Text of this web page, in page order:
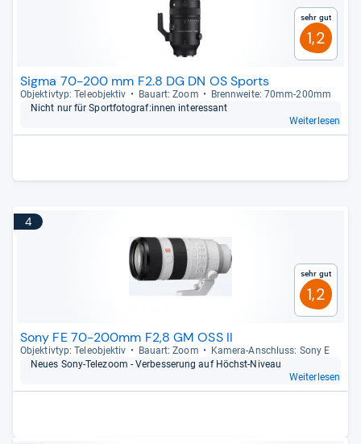
Sehr gut
1,2
Sigma 70-200 mm F2.8 DG DN OS Sports
Objek­tiv­typ: Tele­ob­jek­tiv Bau­art: Zoom
Brenn­weite: 70mm-​200mm
Nicht nur für Sport­fo­to­graf:innen inter­essant
Weiterlesen
4
Sehr gut
1,2
Sony FE 70-200mm F2,8 GM OSS II
Objek­tiv­typ: Tele­ob­jek­tiv Bau­art: Zoom
Kamera-​Anschluss: Sony E
Neues Sony-​Tele­zoom -​ Ver­bes­se­rung auf Höchst-​Niveau
Weiterlesen